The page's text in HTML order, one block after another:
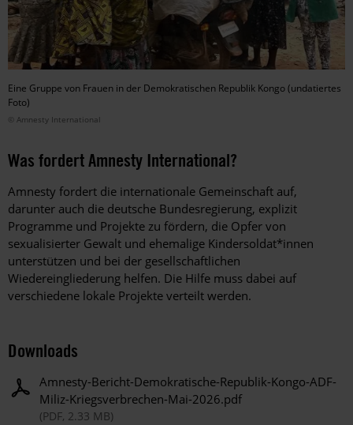
Eine Gruppe von Frauen in der Demokratischen Republik Kongo (undatiertes
Foto)
© Amnesty International
Was fordert Amnesty International?
Amnesty fordert die internationale Gemeinschaft auf,
darunter auch die deutsche Bundesregierung, explizit
Programme und Projekte zu fördern, die Opfer von
sexualisierter Gewalt und ehemalige Kindersoldat*innen
unterstützen und bei der gesellschaftlichen
Wiedereingliederung helfen. Die Hilfe muss dabei auf
verschiedene lokale Projekte verteilt werden.
Downloads
Amnesty-Bericht-Demokratische-Republik-Kongo-ADF-
Miliz-Kriegsverbrechen-Mai-2026.pdf
(PDF, 2.33 MB)